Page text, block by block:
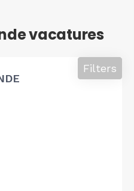
vacatures
Filters